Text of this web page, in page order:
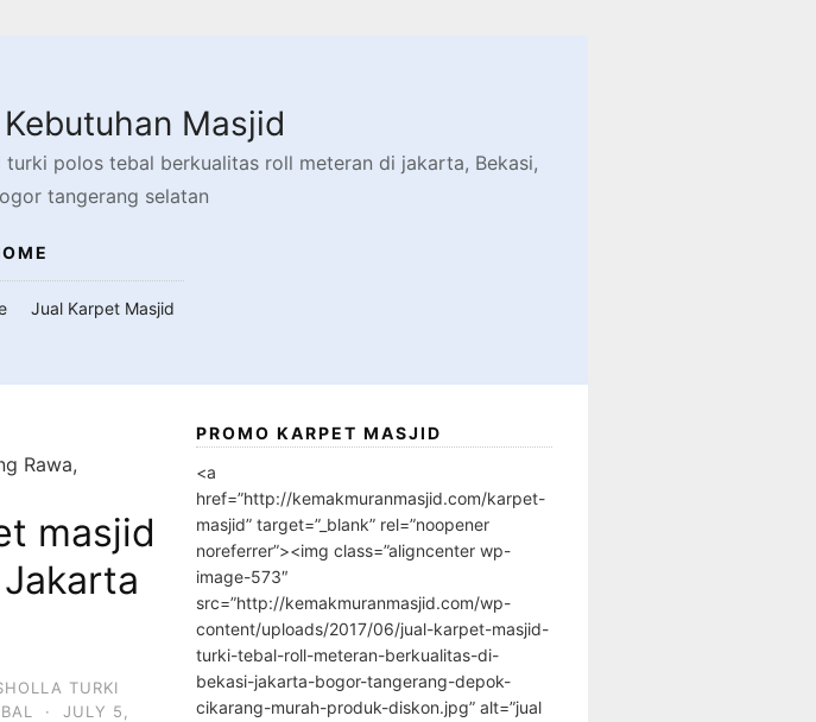
Masjid
polos tebal berkualitas roll meteran di jakarta, Bekasi,
tangerang selatan
Jual Karpet Masjid
Rawa,
masjid
TURKI
·
JULY 5,
PROMO KARPET MASJID
<a
href=”http://kemakmuranmasjid.com/karpet-
masjid” target=”_blank” rel=”noopener
noreferrer”><img class=”aligncenter wp-
image-573″
src=”http://kemakmuranmasjid.com/wp-
content/uploads/2017/06/jual-karpet-masjid-
turki-tebal-roll-meteran-berkualitas-di-
bekasi-jakarta-bogor-tangerang-depok-
cikarang-murah-produk-diskon.jpg” alt=”jual